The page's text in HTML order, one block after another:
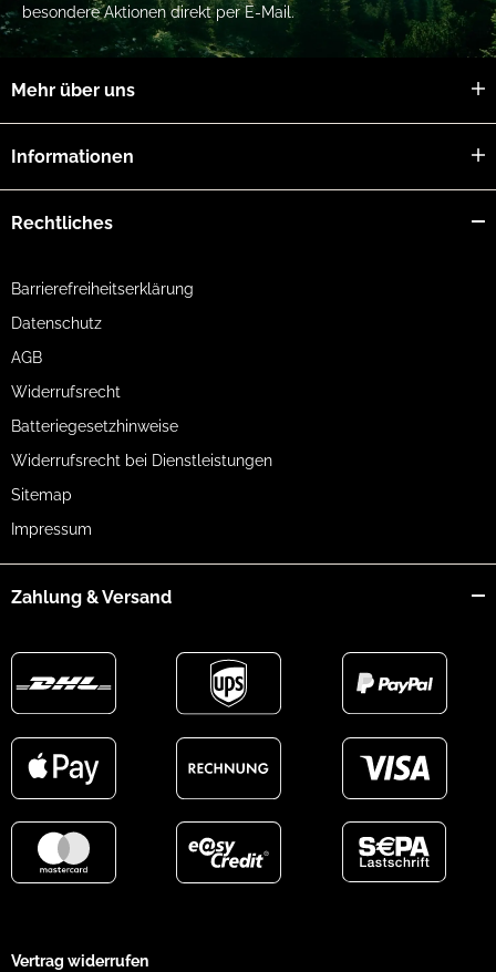
besondere Aktionen direkt per E-Mail.
Mehr über uns
Informationen
Rechtliches
Barrierefreiheitserklärung
Datenschutz
AGB
Widerrufsrecht
Batteriegesetzhinweise
Widerrufsrecht bei Dienstleistungen
Sitemap
Impressum
Zahlung & Versand
Vertrag widerrufen